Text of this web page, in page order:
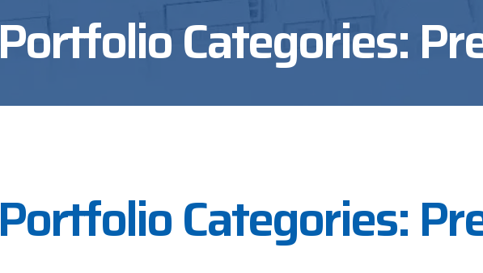
Portfolio Categories:
Portfolio Categories: